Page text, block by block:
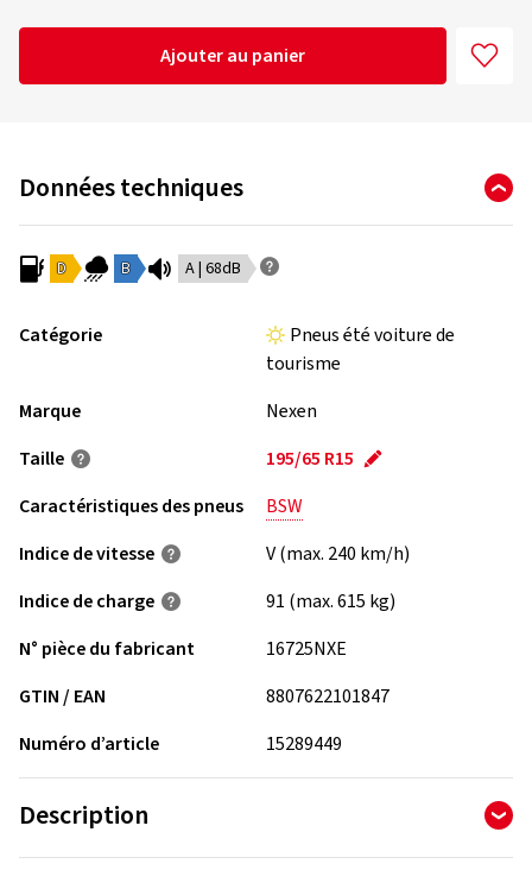
Ajouter au panier
Données techniques
D B A | 68dB
Catégorie
Pneus été voiture de
tourisme
Marque
Nexen
Taille
195/65 R15
Caractéristiques des pneus
BSW
Indice de vitesse
V (max. 240 km/h)
Indice de charge
91 (max. 615 kg)
N° pièce du fabricant
16725NXE
GTIN / EAN
8807622101847
Numéro d’article
15289449
Description